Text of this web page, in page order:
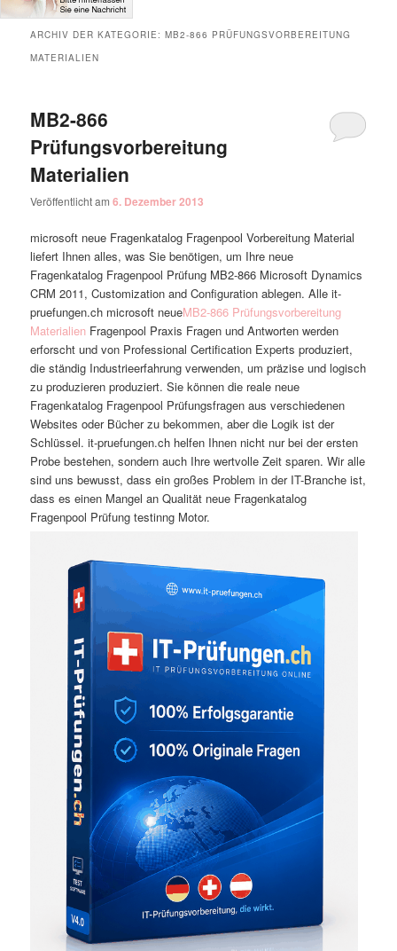
ARCHIV DER KATEGORIE:MB2-866 PRÜFUNGSVORBEREITUNG
MATERIALIEN
MB2-866
Prüfungsvorbereitung
Materialien
Veröffentlicht am6. Dezember 2013
microsoft neue Fragenkatalog Fragenpool Vorbereitung Material
liefert Ihnen alles, was Sie benötigen, um Ihre neue
Fragenkatalog Fragenpool Prüfung MB2-866 Microsoft Dynamics
CRM 2011, Customization and Configuration ablegen. Alle it-
pruefungen.ch microsoft neueMB2-866 Prüfungsvorbereitung
Materialien Fragenpool Praxis Fragen und Antworten werden
erforscht und von Professional Certification Experts produziert,
die ständig Industrieerfahrung verwenden, um präzise und logisch
zu produzieren produziert. Sie können die reale neue
Fragenkatalog Fragenpool Prüfungsfragen aus verschiedenen
Websites oder Bücher zu bekommen, aber die Logik ist der
Schlüssel. it-pruefungen.ch helfen Ihnen nicht nur bei der ersten
Probe bestehen, sondern auch Ihre wertvolle Zeit sparen. Wir alle
sind uns bewusst, dass ein großes Problem in der IT-Branche ist,
dass es einen Mangel an Qualität neue Fragenkatalog
Fragenpool Prüfung testinng Motor.